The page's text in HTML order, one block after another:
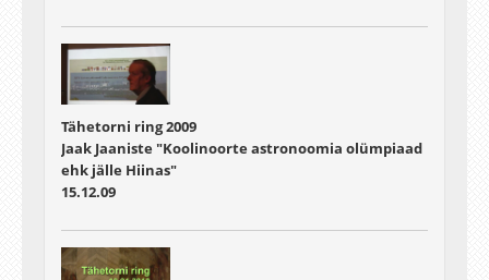
Tähetorni ring 2009
Jaak Jaaniste "Koolinoorte astronoomia olümpiaad
ehk jälle Hiinas"
15.12.09